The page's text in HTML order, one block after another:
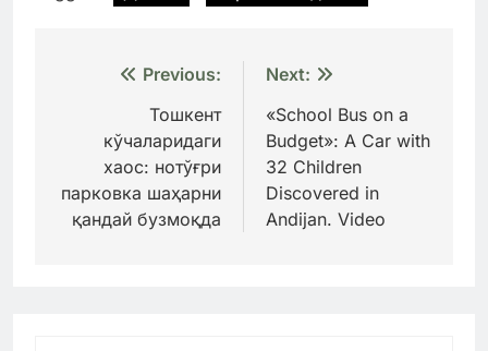
Навигация
записям
Previous:
Тошкент
кўчаларидаги
хаос: нотўғри
парковка шаҳарни
қандай бузмоқда
Next:
«School Bus on a
Budget»: A Car with
32 Children
Discovered in
Andijan. Video